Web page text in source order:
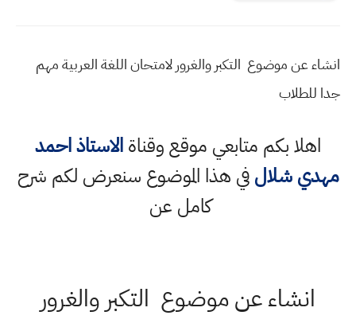
انشاء عن موضوع التكبر والغرور لامتحان اللغة العربية مهم
جدا للطلاب
اهلا بكم متابعي موقع وقناةالاستاذ احمد
مهدي شلالفي هذا الموضوع سنعرض لكم شرح
كامل عن
انشاء عن موضوع التكبر والغرور